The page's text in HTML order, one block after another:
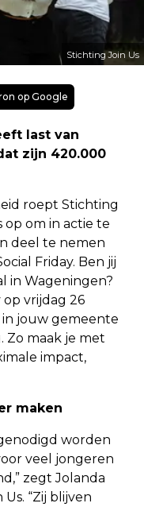
Stichting Join Us
op Google
last van
zijn 420.000
roept Stichting
op om in actie te
deel te nemen
Friday. Ben jij
in Wageningen?
op vrijdag 26
jouw gemeente
Zo maak je met
impact,
maken
worden
veel jongeren
zegt Jolanda
“Zij blijven